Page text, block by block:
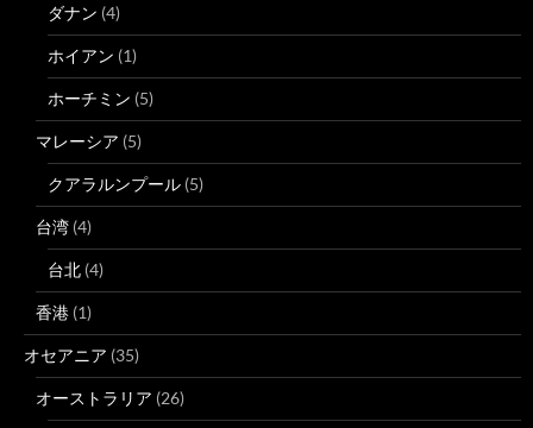
ダナン (4)
ホイアン (1)
ホーチミン (5)
マレーシア (5)
クアラルンプール (5)
台湾 (4)
台北 (4)
香港 (1)
オセアニア (35)
オーストラリア (26)